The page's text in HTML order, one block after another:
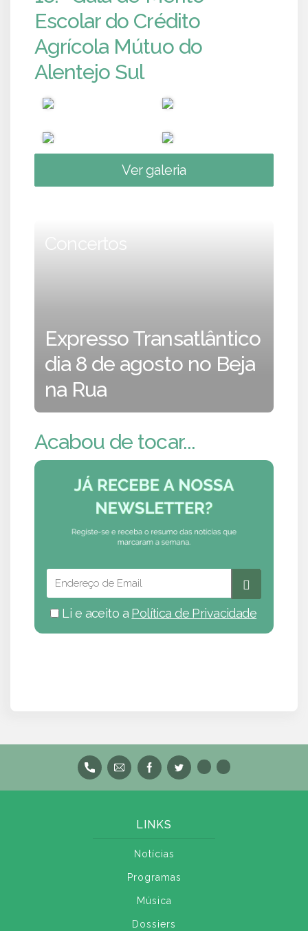
Escolar do Crédito
Agrícola Mútuo do
Alentejo Sul
Ver galeria
Concertos
Expresso Transatlântico
dia 8 de agosto no Beja
na Rua
Acabou de tocar...
Li e aceito a Política de Privacidade
LINKS
Notícias
Programas
Música
Dossiers